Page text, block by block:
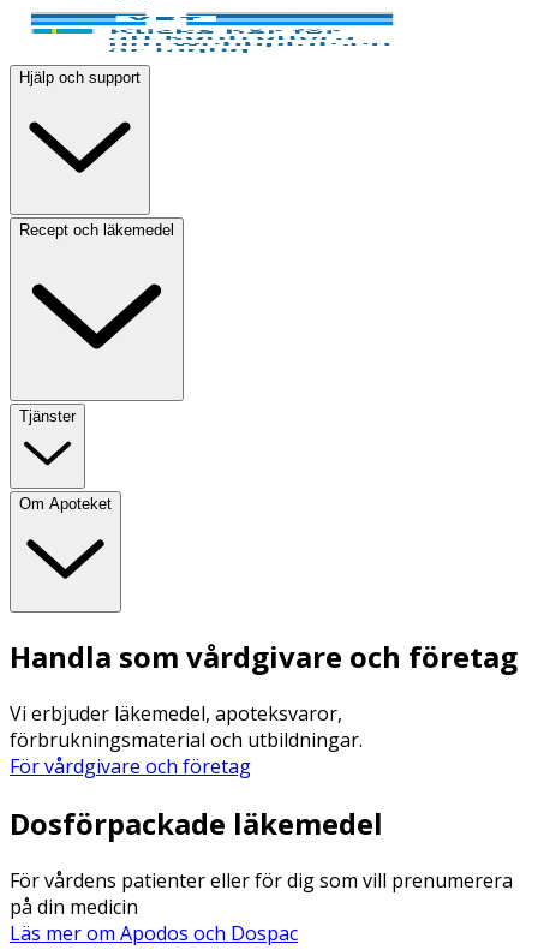
Hjälp och support
Recept och läkemedel
Tjänster
Om Apoteket
Handla som vårdgivare och företag
Vi erbjuder läkemedel, apoteksvaror,
förbrukningsmaterial och utbildningar.
För vårdgivare och företag
Dosförpackade läkemedel
För vårdens patienter eller för dig som vill prenumerera
på din medicin
Läs mer om Apodos och Dospac